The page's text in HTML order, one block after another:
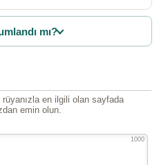
mı?
rüyanızla en ilgili olan sayfada
emin olun.
1000